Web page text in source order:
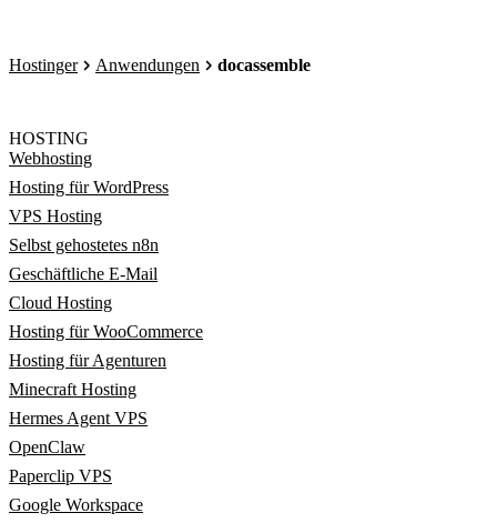
Hostinger Anwendungen docassemble
HOSTING
Webhosting
Hosting für WordPress
VPS Hosting
Selbst gehostetes n8n
Geschäftliche E-Mail
Cloud Hosting
Hosting für WooCommerce
Hosting für Agenturen
Minecraft Hosting
Hermes Agent VPS
OpenClaw
Paperclip VPS
Google Workspace